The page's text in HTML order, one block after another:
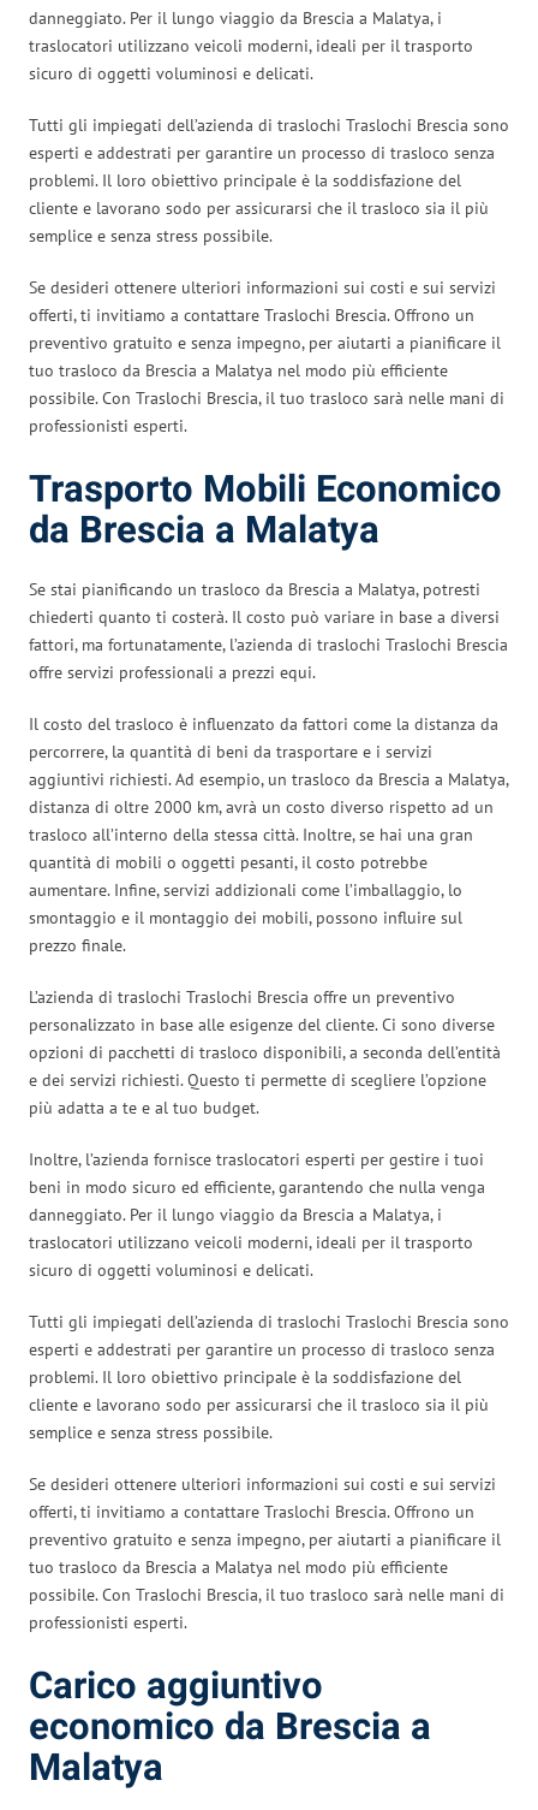
danneggiato. Per il lungo viaggio da Brescia a Malatya, i
traslocatori utilizzano veicoli moderni, ideali per il trasporto
sicuro di oggetti voluminosi e delicati.
Tutti gli impiegati dell’azienda di traslochi Traslochi Brescia sono
esperti e addestrati per garantire un processo di trasloco senza
problemi. Il loro obiettivo principale è la soddisfazione del
cliente e lavorano sodo per assicurarsi che il trasloco sia il più
semplice e senza stress possibile.
Se desideri ottenere ulteriori informazioni sui costi e sui servizi
offerti, ti invitiamo a contattare Traslochi Brescia. Offrono un
preventivo gratuito e senza impegno, per aiutarti a pianificare il
tuo trasloco da Brescia a Malatya nel modo più efficiente
possibile. Con Traslochi Brescia, il tuo trasloco sarà nelle mani di
professionisti esperti.
Trasporto Mobili Economico
da Brescia a Malatya
Se stai pianificando un trasloco da Brescia a Malatya, potresti
chiederti quanto ti costerà. Il costo può variare in base a diversi
fattori, ma fortunatamente, l’azienda di traslochi Traslochi Brescia
offre servizi professionali a prezzi equi.
Il costo del trasloco è influenzato da fattori come la distanza da
percorrere, la quantità di beni da trasportare e i servizi
aggiuntivi richiesti. Ad esempio, un trasloco da Brescia a Malatya,
distanza di oltre 2000 km, avrà un costo diverso rispetto ad un
trasloco all’interno della stessa città. Inoltre, se hai una gran
quantità di mobili o oggetti pesanti, il costo potrebbe
aumentare. Infine, servizi addizionali come l’imballaggio, lo
smontaggio e il montaggio dei mobili, possono influire sul
prezzo finale.
L’azienda di traslochi Traslochi Brescia offre un preventivo
personalizzato in base alle esigenze del cliente. Ci sono diverse
opzioni di pacchetti di trasloco disponibili, a seconda dell’entità
e dei servizi richiesti. Questo ti permette di scegliere l’opzione
più adatta a te e al tuo budget.
Inoltre, l’azienda fornisce traslocatori esperti per gestire i tuoi
beni in modo sicuro ed efficiente, garantendo che nulla venga
danneggiato. Per il lungo viaggio da Brescia a Malatya, i
traslocatori utilizzano veicoli moderni, ideali per il trasporto
sicuro di oggetti voluminosi e delicati.
Tutti gli impiegati dell’azienda di traslochi Traslochi Brescia sono
esperti e addestrati per garantire un processo di trasloco senza
problemi. Il loro obiettivo principale è la soddisfazione del
cliente e lavorano sodo per assicurarsi che il trasloco sia il più
semplice e senza stress possibile.
Se desideri ottenere ulteriori informazioni sui costi e sui servizi
offerti, ti invitiamo a contattare Traslochi Brescia. Offrono un
preventivo gratuito e senza impegno, per aiutarti a pianificare il
tuo trasloco da Brescia a Malatya nel modo più efficiente
possibile. Con Traslochi Brescia, il tuo trasloco sarà nelle mani di
professionisti esperti.
Carico aggiuntivo
economico da Brescia a
Malatya